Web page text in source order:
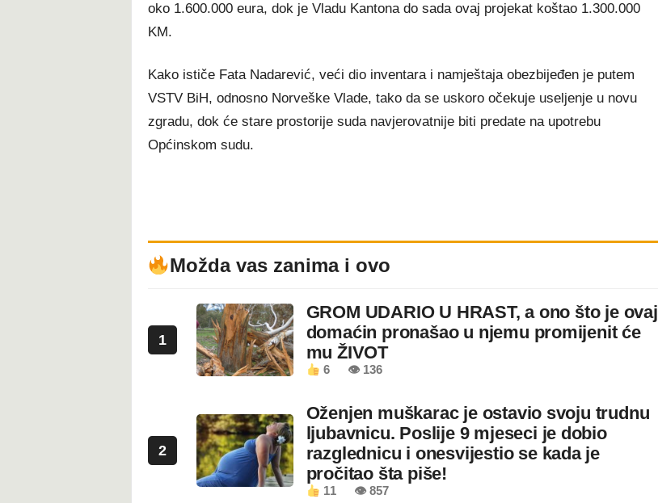
oko 1.600.000 eura, dok je Vladu Kantona do sada ovaj projekat koštao 1.300.000
KM.
Kako ističe Fata Nadarević, veći dio inventara i namještaja obezbijeđen je putem
VSTV BiH, odnosno Norveške Vlade, tako da se uskoro očekuje useljenje u novu
zgradu, dok će stare prostorije suda navjerovatnije biti predate na upotrebu
Općinskom sudu.
Možda vas zanima i ovo
1
GROM UDARIO U HRAST, a ono što je ovaj
domaćin pronašao u njemu promijenit će
mu ŽIVOT
6 👁 136
2
Oženjen muškarac je ostavio svoju trudnu
ljubavnicu. Poslije 9 mjeseci je dobio
razglednicu i onesvijestio se kada je
pročitao šta piše!
11 👁 857